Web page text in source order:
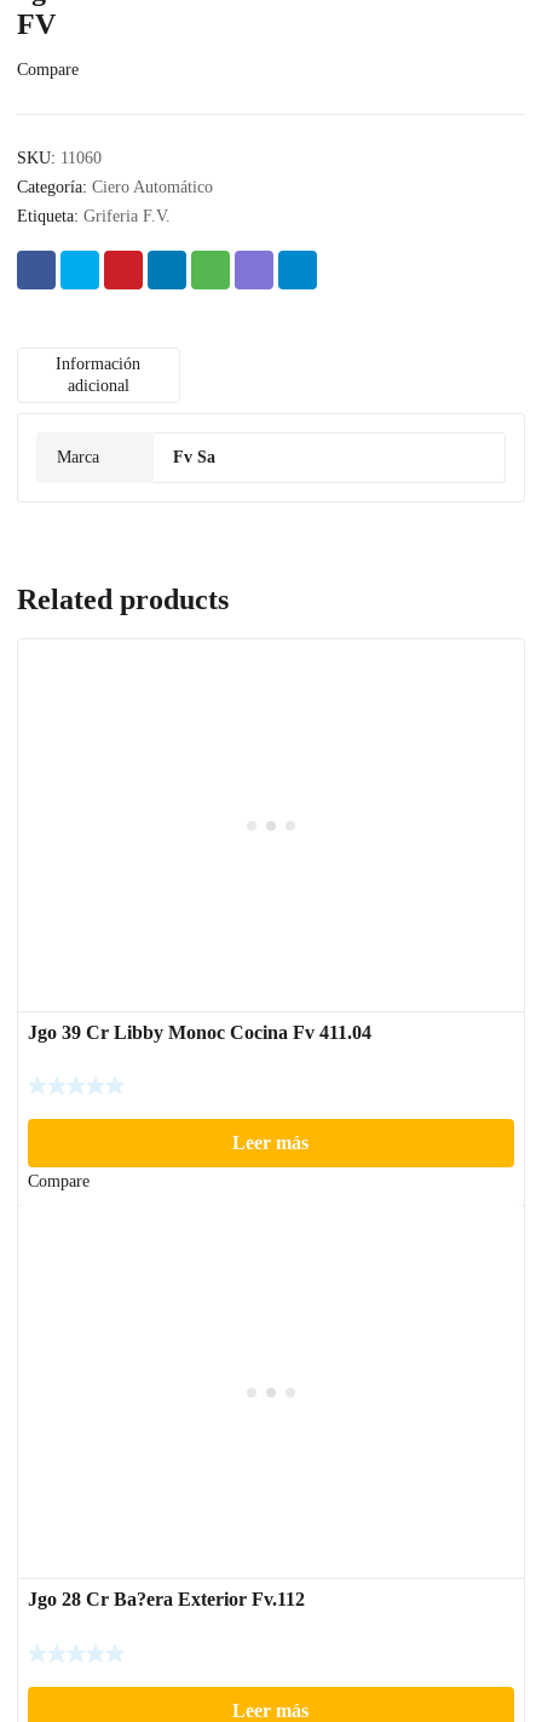
FV
Compare
SKU: 11060
Categoría: Ciero Automático
Etiqueta: Griferia F.V.
Información
adicional
Marca Fv Sa
Related products
Jgo 39 Cr Libby Monoc Cocina Fv 411.04
Leer más
Compare
Jgo 28 Cr Ba?era Exterior Fv.112
Leer más